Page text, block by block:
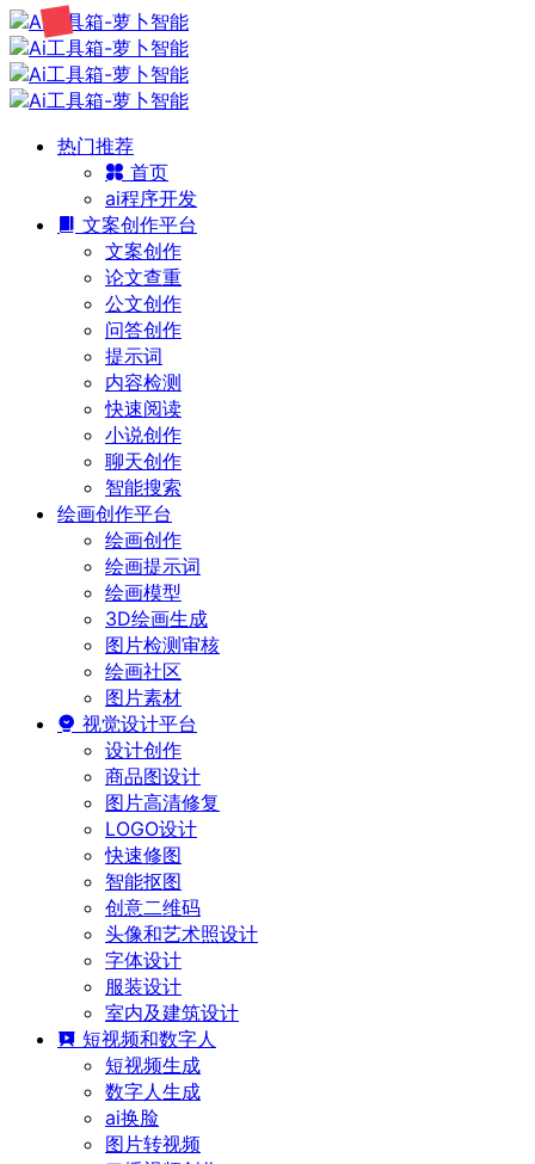
热门推荐
首页
ai程序开发
文案创作平台
文案创作
论文查重
公文创作
问答创作
提示词
内容检测
快速阅读
小说创作
聊天创作
智能搜索
绘画创作平台
绘画创作
绘画提示词
绘画模型
3D绘画生成
图片检测审核
绘画社区
图片素材
视觉设计平台
设计创作
商品图设计
图片高清修复
LOGO设计
快速修图
智能抠图
创意二维码
头像和艺术照设计
字体设计
服装设计
室内及建筑设计
短视频和数字人
短视频生成
数字人生成
ai换脸
图片转视频